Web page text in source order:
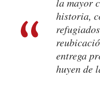
la mayor
historia,
entrega
huyen de